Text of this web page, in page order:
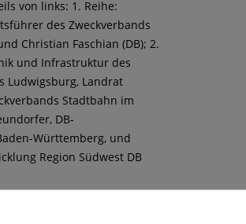
von links: 1. Reihe:
des Zweckverbands
Christian Faschian (DB); 2.
und Infrastruktur des
Ludwigsburg, Landrat
Stadtbahn im
DB-
Württemberg, und
Region Südwest DB
arbeiten –